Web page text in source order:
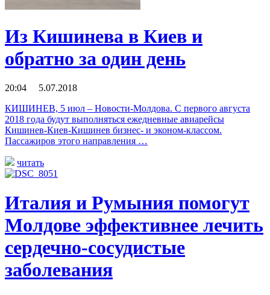
Из Кишинева в Киев и
обратно за один день
20:04 5.07.2018
КИШИНЕВ, 5 июл – Новости-Молдова. С первого августа
2018 года будут выполняться ежедневные авиарейсы
Кишинев-Киев-Кишинев бизнес- и эконом-классом.
Пассажиров этого направления …
читать
Италия и Румыния помогут
Молдове эффективнее лечить
сердечно-сосудистые
заболевания